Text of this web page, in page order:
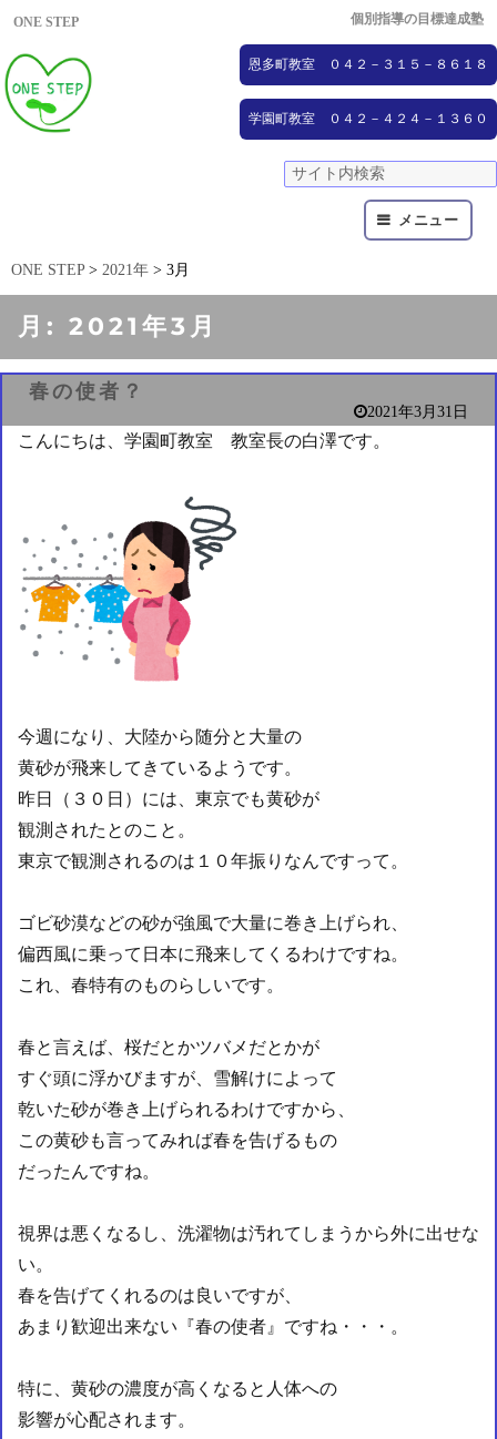
ONE STEP 個別指導の目標達成塾
恩多町教室 ０４２－３１５－８６１８
学園町教室 ０４２－４２４－１３６０
メニュー
ONE STEP> 2021年 > 3月
月: 2021年3月
春の使者？
2021年3月31日
こんにちは、学園町教室 教室長の白澤です。
今週になり、大陸から随分と大量の
黄砂が飛来してきているようです。
昨日（３０日）には、東京でも黄砂が
観測されたとのこと。
東京で観測されるのは１０年振りなんですって。
ゴビ砂漠などの砂が強風で大量に巻き上げられ、
偏西風に乗って日本に飛来してくるわけですね。
これ、春特有のものらしいです。
春と言えば、桜だとかツバメだとかが
すぐ頭に浮かびますが、雪解けによって
乾いた砂が巻き上げられるわけですから、
この黄砂も言ってみれば春を告げるもの
だったんですね。
視界は悪くなるし、洗濯物は汚れてしまうから外に出せな
い。
春を告げてくれるのは良いですが、
あまり歓迎出来ない『春の使者』ですね・・・。
特に、黄砂の濃度が高くなると人体への
影響が心配されます。